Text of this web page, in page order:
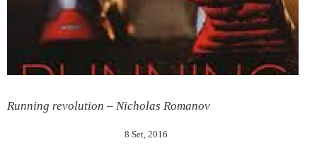
Running revolution – Nicholas Romanov
8 Set, 2016